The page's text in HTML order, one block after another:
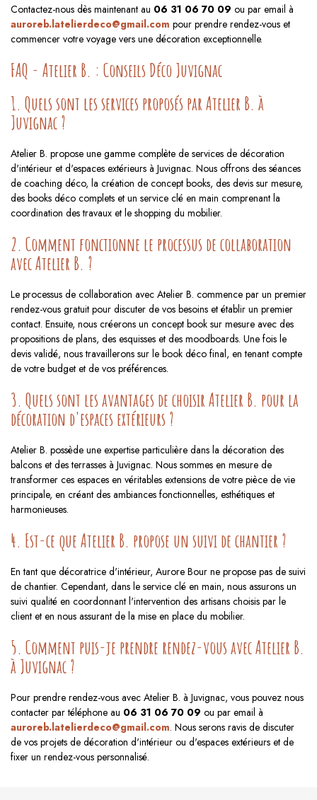
Contactez-nous dès maintenant au 06 31 06 70 09 ou par email à
auroreb.latelierdeco@gmail.com pour prendre rendez-vous et
commencer votre voyage vers une décoration exceptionnelle.
FAQ - Atelier B. : Conseils Déco Juvignac
1. Quels sont les services proposés par Atelier B. à
Juvignac ?
Atelier B. propose une gamme complète de services de décoration
d'intérieur et d'espaces extérieurs à Juvignac. Nous offrons des séances
de coaching déco, la création de concept books, des devis sur mesure,
des books déco complets et un service clé en main comprenant la
coordination des travaux et le shopping du mobilier.
2. Comment fonctionne le processus de collaboration
avec Atelier B. ?
Le processus de collaboration avec Atelier B. commence par un premier
rendez-vous gratuit pour discuter de vos besoins et établir un premier
contact. Ensuite, nous créerons un concept book sur mesure avec des
propositions de plans, des esquisses et des moodboards. Une fois le
devis validé, nous travaillerons sur le book déco final, en tenant compte
de votre budget et de vos préférences.
3. Quels sont les avantages de choisir Atelier B. pour la
décoration d'espaces extérieurs ?
Atelier B. possède une expertise particulière dans la décoration des
balcons et des terrasses à Juvignac. Nous sommes en mesure de
transformer ces espaces en véritables extensions de votre pièce de vie
principale, en créant des ambiances fonctionnelles, esthétiques et
harmonieuses.
4. Est-ce que Atelier B. propose un suivi de chantier ?
En tant que décoratrice d'intérieur, Aurore Bour ne propose pas de suivi
de chantier. Cependant, dans le service clé en main, nous assurons un
suivi qualité en coordonnant l'intervention des artisans choisis par le
client et en nous assurant de la mise en place du mobilier.
5. Comment puis-je prendre rendez-vous avec Atelier B.
à Juvignac ?
Pour prendre rendez-vous avec Atelier B. à Juvignac, vous pouvez nous
contacter par téléphone au 06 31 06 70 09 ou par email à
auroreb.latelierdeco@gmail.com. Nous serons ravis de discuter
de vos projets de décoration d'intérieur ou d'espaces extérieurs et de
fixer un rendez-vous personnalisé.